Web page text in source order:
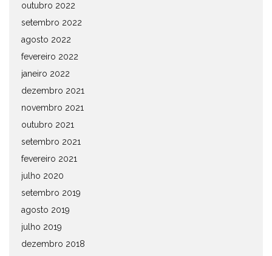
outubro 2022
setembro 2022
agosto 2022
fevereiro 2022
janeiro 2022
dezembro 2021
novembro 2021
outubro 2021
setembro 2021
fevereiro 2021
julho 2020
setembro 2019
agosto 2019
julho 2019
dezembro 2018